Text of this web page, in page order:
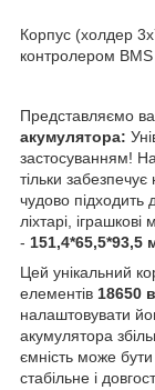
Корпус (холдер
контролером
Представляємо
акумулятора:
застосуванням!
тільки
чудово підходить
ліхтарі,
- 151,4*65,5*93,5
Цей унікальний
елементів 18650
налаштовувати
акумулятора
ємність може
стабільне і